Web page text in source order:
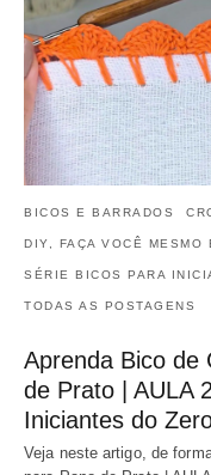
BICOS E BARRADOS
DIY, FAÇA VOCÊ MESMO
SÉRIE BICOS PARA
TODAS AS POSTAGENS
Aprenda Bico de
de Prato | AULA
Iniciantes do
Veja neste artigo, de